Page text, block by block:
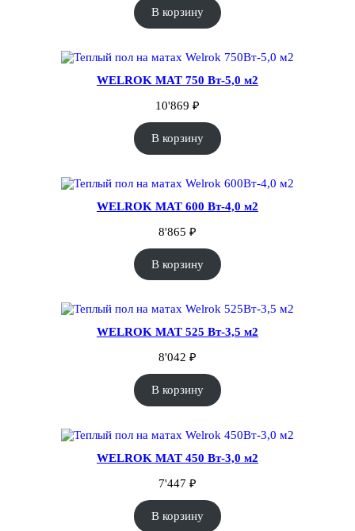
В корзину
WELROK MAT 750 Вт-5,0 м2
10'869 ₽
В корзину
WELROK MAT 600 Вт-4,0 м2
8'865 ₽
В корзину
WELROK MAT 525 Вт-3,5 м2
8'042 ₽
В корзину
WELROK MAT 450 Вт-3,0 м2
7'447 ₽
В корзину